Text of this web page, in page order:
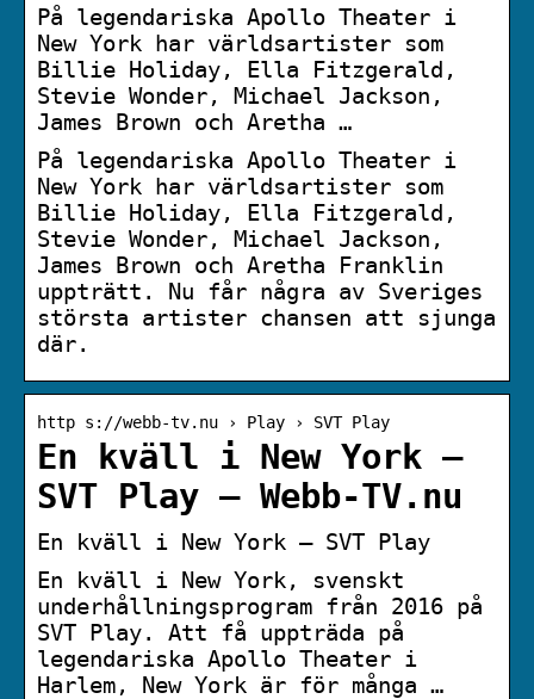
På legendariska Apollo Theater i
New York har världsartister som
Billie Holiday, Ella Fitzgerald,
Stevie Wonder, Michael Jackson,
James Brown och Aretha …
På legendariska Apollo Theater i
New York har världsartister som
Billie Holiday, Ella Fitzgerald,
Stevie Wonder, Michael Jackson,
James Brown och Aretha Franklin
uppträtt. Nu får några av Sveriges
största artister chansen att sjunga
där.
http s://webb-tv.nu › Play › SVT Play
En kväll i New York –
SVT Play – Webb-TV.nu
En kväll i New York – SVT Play
En kväll i New York, svenskt
underhållningsprogram från 2016 på
SVT Play. Att få uppträda på
legendariska Apollo Theater i
Harlem, New York är för många …